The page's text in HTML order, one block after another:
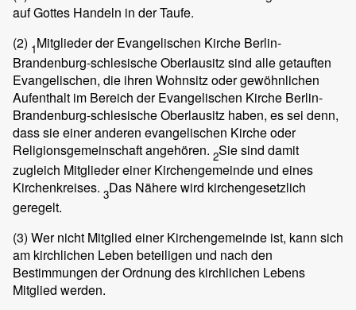
auf Gottes Handeln in der Taufe.
(2) 1Mitglieder der Evangelischen Kirche Berlin-
Brandenburg-schlesische Oberlausitz sind alle getauften
Evangelischen, die ihren Wohnsitz oder gewöhnlichen
Aufenthalt im Bereich der Evangelischen Kirche Berlin-
Brandenburg-schlesische Oberlausitz haben, es sei denn,
dass sie einer anderen evangelischen Kirche oder
Religionsgemeinschaft angehören. 2Sie sind damit
zugleich Mitglieder einer Kirchengemeinde und eines
Kirchenkreises. 3Das Nähere wird kirchengesetzlich
geregelt.
(3) Wer nicht Mitglied einer Kirchengemeinde ist, kann sich
am kirchlichen Leben beteiligen und nach den
Bestimmungen der Ordnung des kirchlichen Lebens
Mitglied werden.